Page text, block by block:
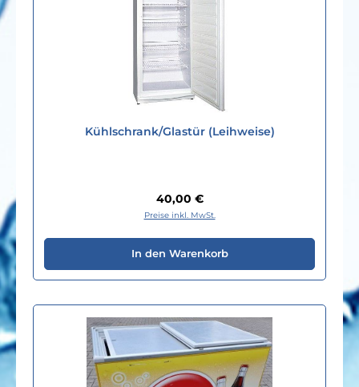
Kühlschrank/Glastür (Leihweise)
Regulärer Preis:
40,00 €
Preise inkl. MwSt.
In den Warenkorb